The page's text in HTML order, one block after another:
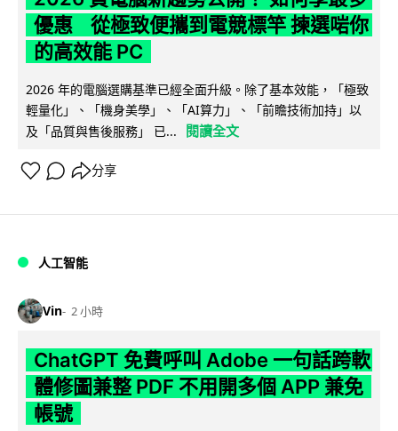
優惠 從極致便攜到電競標竿 揀選啱你
的高效能 PC
2026 年的電腦選購基準已經全面升級。除了基本效能，「極致
輕量化」、「機身美學」、「AI算力」、「前瞻技術加持」以
及「品質與售後服務」 已...
閱讀全文
分享
人工智能
Vin 2 小時
ChatGPT 免費呼叫 Adobe 一句話跨軟
體修圖兼整 PDF 不用開多個 APP 兼免
帳號